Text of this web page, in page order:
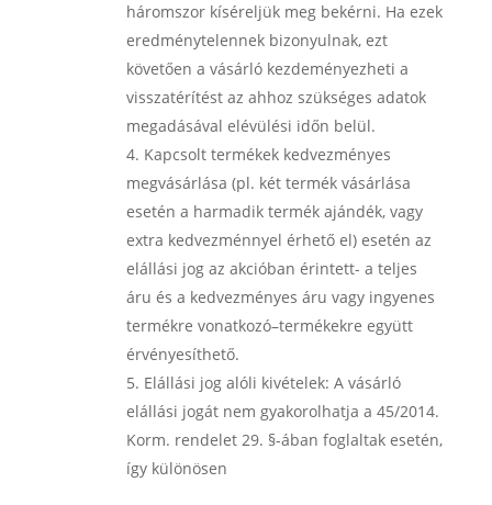
háromszor kíséreljük meg bekérni. Ha ezek
eredménytelennek bizonyulnak, ezt
követően a vásárló kezdeményezheti a
visszatérítést az ahhoz szükséges adatok
megadásával elévülési időn belül.
Kapcsolt termékek kedvezményes
megvásárlása (pl. két termék vásárlása
esetén a harmadik termék ajándék, vagy
extra kedvezménnyel érhető el) esetén az
elállási jog az akcióban érintett- a teljes
áru és a kedvezményes áru vagy ingyenes
termékre vonatkozó–termékekre együtt
érvényesíthető.
Elállási jog alóli kivételek: A vásárló
elállási jogát nem gyakorolhatja a 45/2014.
Korm. rendelet 29. §-ában foglaltak esetén,
így különösen